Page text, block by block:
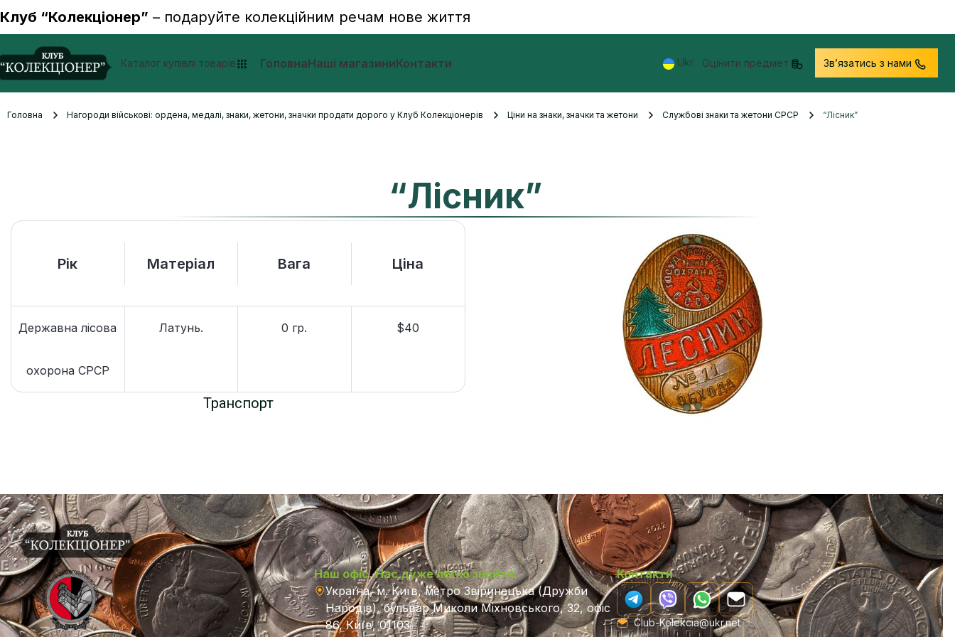
Клуб “Колекціонер” – подаруйте колекційним речам нове життя
Каталог купівлі товарів ГоловнаНаші магазиниКонтакти Ukr Оцінити предмет Звʼязатись з нами
Головна Нагороди військові: ордена, медалі, знаки, жетони, значки продати дорого у Клуб Колекціонерів Ціни на знаки, значки та жетони Службові знаки та жетони СРСР “Лісник”
“Лісник”
Рік Матеріал Вага Ціна
Державна лісова
охорона СРСР
Латунь. 0 гр. $40
Транспорт
Наш офіс. Нас дуже легко знайти.
Україна, м. Київ, метро Звіринецька (Дружби
Народів), бульвар Миколи Міхновського, 32, офіс
86, Київ, 01103
Контакти
Club-Kolekcia@ukr.net